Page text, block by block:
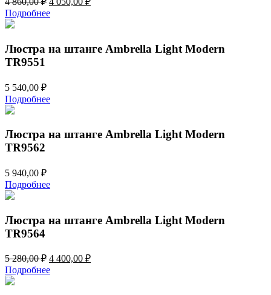
цена
составляла
Подробнее
Люстра на штанге Ambrella Light Modern
TR9551
5 540,00 ₽
Подробнее
Люстра на штанге Ambrella Light Modern
TR9562
5 940,00 ₽
Подробнее
Люстра на штанге Ambrella Light Modern
TR9564
5 280,00₽ Первоначальная
цена
составляла
4 400,00 ₽Текущая
Подробнее